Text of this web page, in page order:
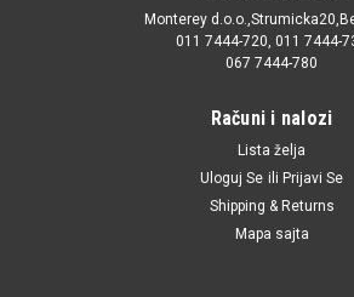
Monterey
011 7444-720, 011 7444-
067 7444-780
Računi i nalozi
Lista želja
Uloguj Se ili Prijavi Se
Shipping & Returns
Mapa sajta